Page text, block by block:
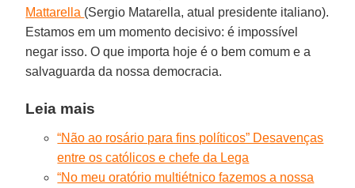
Mattarella (Sergio Matarella, atual presidente italiano).
Estamos em um momento decisivo: é impossível
negar isso. O que importa hoje é o bem comum e a
salvaguarda da nossa democracia.
Leia mais
“Não ao rosário para fins políticos” Desavenças
entre os católicos e chefe da Lega
“No meu oratório multiétnico fazemos a nossa